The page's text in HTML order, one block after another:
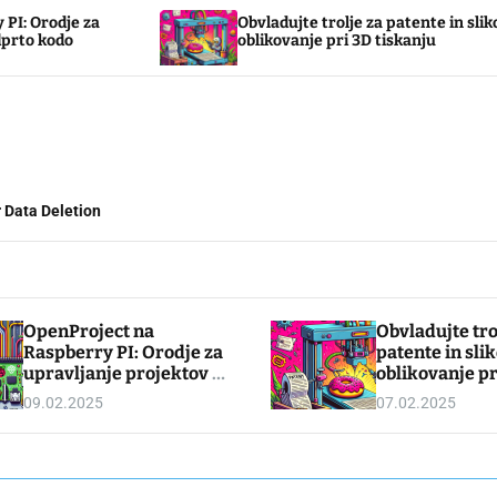
Obvladujte trolje za patente in slikovno
oblikovanje pri 3D tiskanju
Data Deletion
OpenProject na
Raspberry PI: Orodje za
upravljanje projektov z
odprto kodo
09.02.2025
Obvladujte
patente in
oblikovanje
tiskanju
07.02.2025